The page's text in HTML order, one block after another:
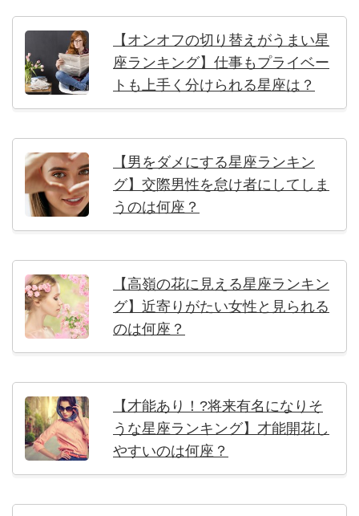
【オンオフの切り替えがうまい星
座ランキング】仕事もプライベー
トも上手く分けられる星座は？
【男をダメにする星座ランキン
グ】交際男性を怠け者にしてしま
うのは何座？
【高嶺の花に見える星座ランキン
グ】近寄りがたい女性と見られる
のは何座？
【才能あり！?将来有名になりそ
うな星座ランキング】才能開花し
やすいのは何座？